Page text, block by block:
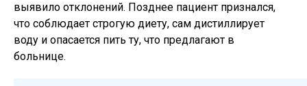
выявило отклонений. Позднее пациент признался,
что соблюдает строгую диету, сам дистиллирует
воду и опасается пить ту, что предлагают в
больнице.